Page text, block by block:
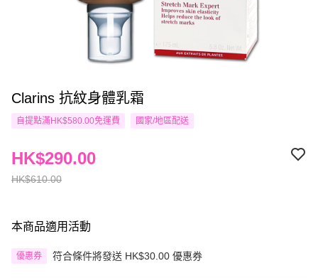
Clarins 抗紋身體乳霜
自提點滿HK$580.00免運費 國家/地區配送
HK$610.00
HK$290.00
本商品適用活動
優惠券 符合條件將發送 HK$30.00 優惠券